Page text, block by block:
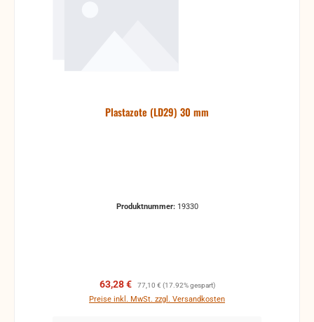
Plastazote (LD29) 30 mm
Produktnummer: 19330
Verkaufspreis:
63,28 € Regulärer Preis:
77,10 € (17.92% gespart)
Preise inkl. MwSt. zzgl. Versandkosten